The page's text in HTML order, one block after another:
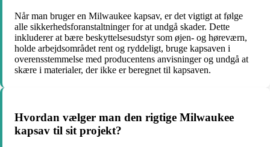
Når man bruger en Milwaukee kapsav, er det vigtigt at følge
alle sikkerhedsforanstaltninger for at undgå skader. Dette
inkluderer at bære beskyttelsesudstyr som øjen- og høreværn,
holde arbejdsområdet rent og ryddeligt, bruge kapsaven i
overensstemmelse med producentens anvisninger og undgå at
skære i materialer, der ikke er beregnet til kapsaven.
Hvordan vælger man den rigtige Milwaukee
kapsav til sit projekt?